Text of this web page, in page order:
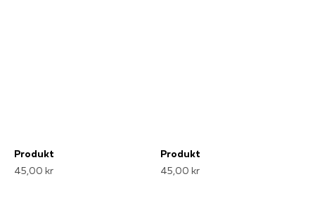
Produkt
45,00 kr
Produkt
45,00 kr